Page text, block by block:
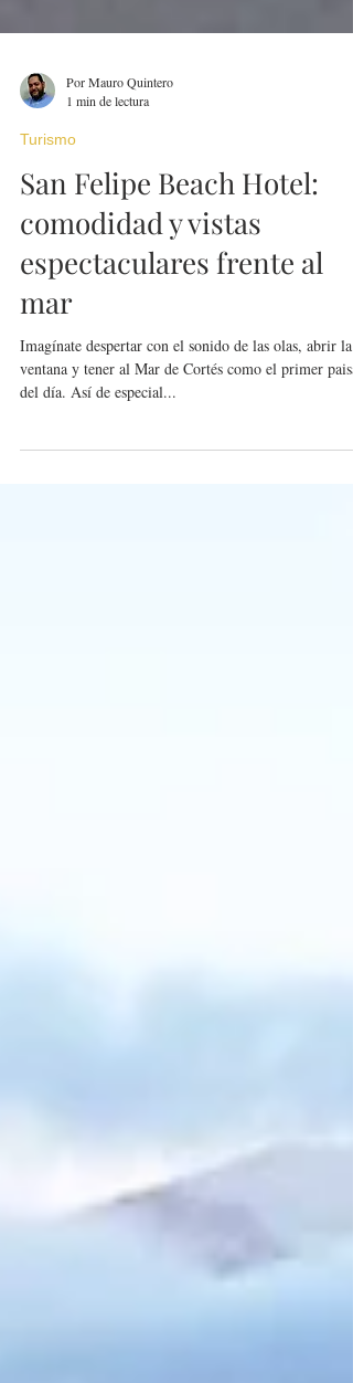
1 min de lectura
Turismo
San Felipe Beach Hotel:
comodidad y vistas
espectaculares frente al
mar
Imagínate despertar con el sonido de las olas, abrir la
ventana y tener al Mar de Cortés como el primer